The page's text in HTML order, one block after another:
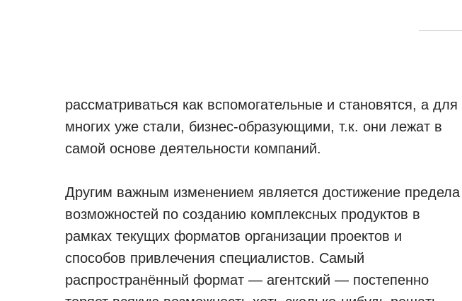
рассматриваться как вспомогательные и становятся, а для
многих уже стали, бизнес-образующими, т.к. они лежат в
самой основе деятельности компаний.
Другим важным изменением является достижение предела
возможностей по созданию комплексных продуктов в
рамках текущих форматов организации проектов и
способов привлечения специалистов. Самый
распространённый формат — агентский — постепенно